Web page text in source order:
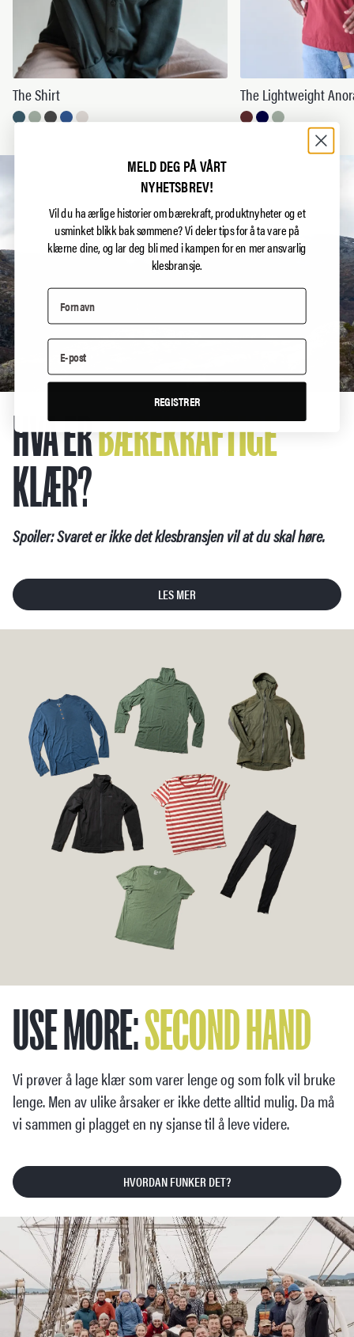
The Shirt The Lightweight
HVA ERBÆREKRAFTIGE
KLÆR?
Spoiler: Svaret er ikke det klesbransjen vil at du skal høre.
LES MER
USE MORE:SECONDHAND
Vi prøver å lage klær som varer lenge og som folk vil bruke
lenge. Men av ulike årsaker er ikke dette alltid mulig. Da må
vi sammen gi plagget en ny sjanse til å leve videre.
HVORDAN FUNKER DET?
MELD DEG PÅ VÅRT
NYHETSBREV!
Vil du ha ærlige historier om bærekraft, produktnyheter og et
usminket blikk bak sømmene?Vi deler tips for å ta vare på
klærne dine, og lar deg bli med i kampen for en mer ansvarlig
klesbransje.
REGISTRER